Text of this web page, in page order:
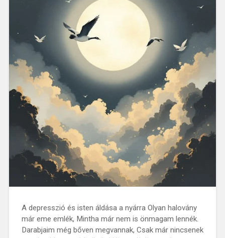
A depresszió és isten áldása a nyárra Olyan halovány
már eme emlék, Mintha már nem is önmagam lennék.
Darabjaim még bőven megvannak, Csak már nincsenek